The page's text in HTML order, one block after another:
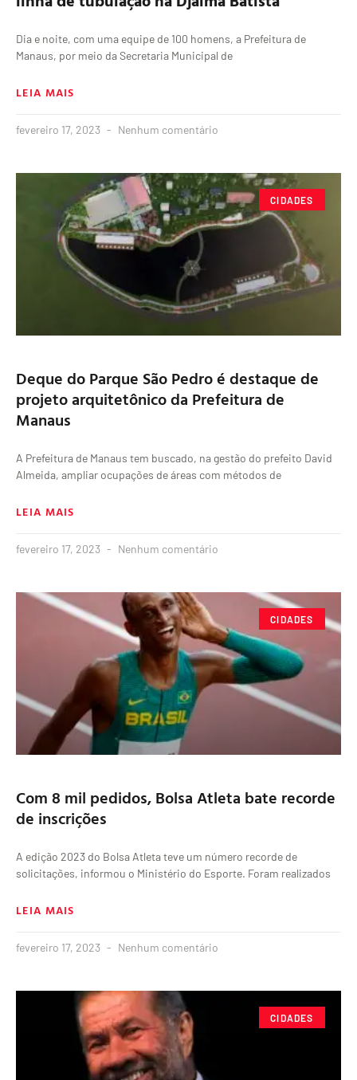
Dia e noite, com uma equipe de 100 homens, a Prefeitura de
Manaus, por meio da Secretaria Municipal de
LEIA MAIS
fevereiro 17, 2023 Nenhum comentário
CIDADES
Deque do Parque São Pedro é destaque de
projeto arquitetônico da Prefeitura de
Manaus
A Prefeitura de Manaus tem buscado, na gestão do prefeito David
Almeida, ampliar ocupações de áreas com métodos de
LEIA MAIS
fevereiro 17, 2023 Nenhum comentário
CIDADES
Com 8 mil pedidos, Bolsa Atleta bate recorde
de inscrições
A edição 2023 do Bolsa Atleta teve um número recorde de
solicitações, informou o Ministério do Esporte. Foram realizados
LEIA MAIS
fevereiro 17, 2023 Nenhum comentário
CIDADES